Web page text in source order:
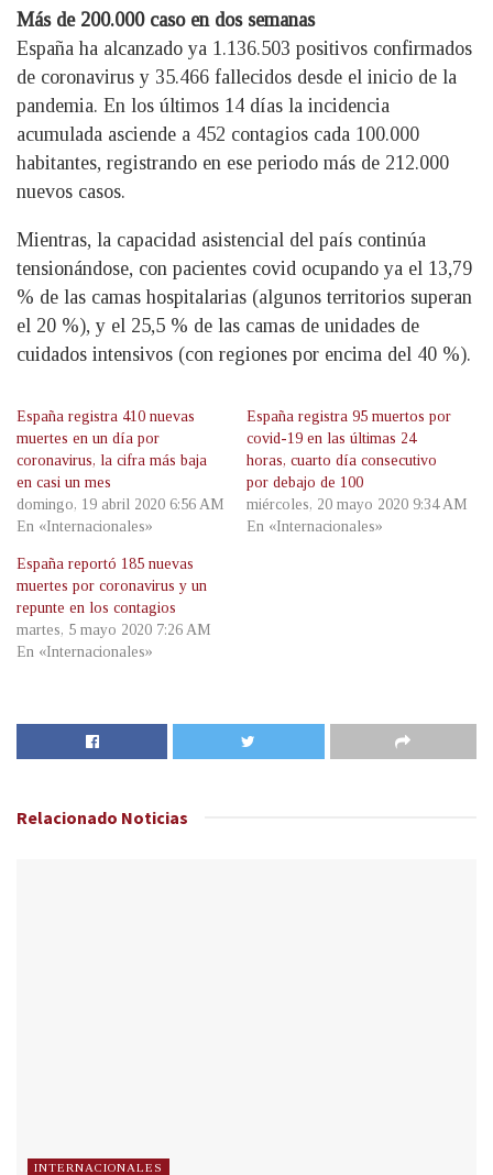
Más de 200.000 caso en dos semanas
España ha alcanzado ya 1.136.503 positivos confirmados
de coronavirus y 35.466 fallecidos desde el inicio de la
pandemia. En los últimos 14 días la incidencia
acumulada asciende a 452 contagios cada 100.000
habitantes, registrando en ese periodo más de 212.000
nuevos casos.
Mientras, la capacidad asistencial del país continúa
tensionándose, con pacientes covid ocupando ya el 13,79
% de las camas hospitalarias (algunos territorios superan
el 20 %), y el 25,5 % de las camas de unidades de
cuidados intensivos (con regiones por encima del 40 %).
España registra 410 nuevas
muertes en un día por
coronavirus, la cifra más baja
en casi un mes
domingo, 19 abril 2020 6:56 AM
En «Internacionales»
España registra 95 muertos por
covid-19 en las últimas 24
horas, cuarto día consecutivo
por debajo de 100
miércoles, 20 mayo 2020 9:34 AM
En «Internacionales»
España reportó 185 nuevas
muertes por coronavirus y un
repunte en los contagios
martes, 5 mayo 2020 7:26 AM
En «Internacionales»
Relacionado Noticias
INTERNACIONALES